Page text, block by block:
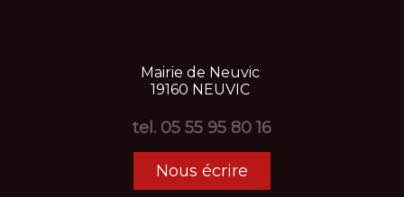
Mairie de Neuvic
19160 NEUVIC
tel. 05 55 95 80 16
Nous écrire